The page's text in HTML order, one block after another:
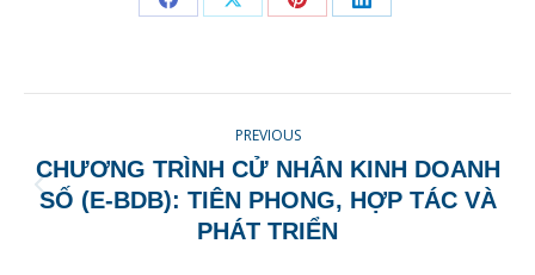
Share Share Share Share
NAVIGATION
PREVIOUS
Previous
post:
CHƯƠNG TRÌNH CỬ NHÂN KINH DOANH
SỐ (E-BDB): TIÊN PHONG, HỢP TÁC VÀ
PHÁT TRIỂN